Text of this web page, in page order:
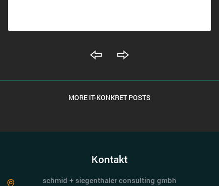
MORE IT-KONKRET POSTS
Kontakt
schmid + siegenthaler consulting gmbh